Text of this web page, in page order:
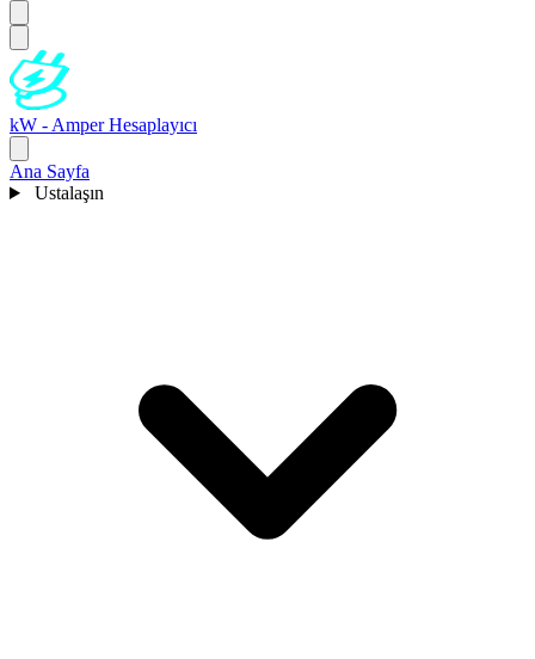
kW - Amper Hesaplayıcı
Ana Sayfa
Ustalaşın